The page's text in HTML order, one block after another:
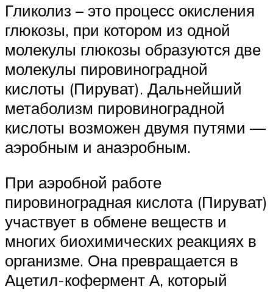
Гликолиз – это процесс окисления
глюкозы, при котором из одной
молекулы глюкозы образуются две
молекулы пировиноградной
кислоты (Пируват). Дальнейший
метаболизм пировиноградной
кислоты возможен двумя путями —
аэробным и анаэробным.
При аэробной работе
пировиноградная кислота (Пируват)
участвует в обмене веществ и
многих биохимических реакциях в
организме. Она превращается в
Ацетил-кофермент А, который